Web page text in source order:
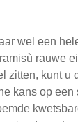
wel een
rauwe
zitten, kunt
kans op